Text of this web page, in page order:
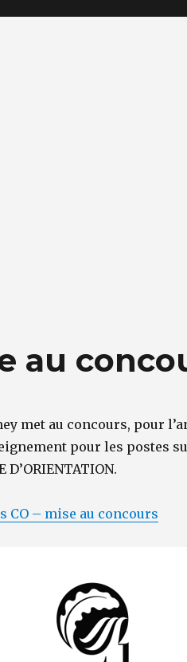
au
met au concours, pour
pour les postes
D’ORIENTATION.
CO – mise au concours